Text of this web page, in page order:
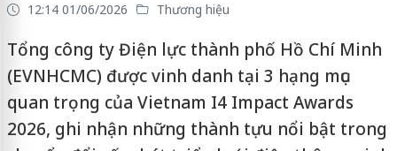
12:14 01/06/2026 Thương hiệu
Tổng công ty Điện lực thành phố Hồ Chí Minh
(EVNHCMC) được vinh danh tại 3 hạng mục
quan trọng của Vietnam I4 Impact Awards
2026, ghi nhận những thành tựu nổi bật trong